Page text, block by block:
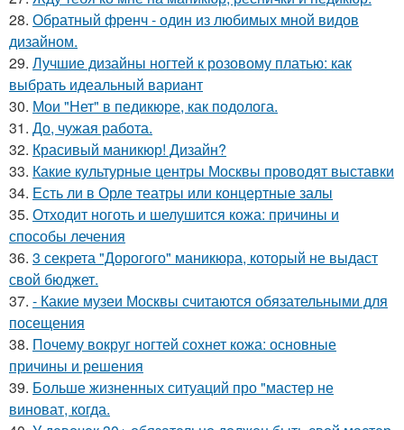
28. Обратный френч - один из любимых мной видов
дизайном.
29. Лучшие дизайны ногтей к розовому платью: как
выбрать идеальный вариант
30. Мои "Нет" в педикюре, как подолога.
31. До, чужая работа.
32. Красивый маникюр! Дизайн?
33. Какие культурные центры Москвы проводят выставки
34. Есть ли в Орле театры или концертные залы
35. Отходит ноготь и шелушится кожа: причины и
способы лечения
36. 3 секрета "Дорогого" маникюра, который не выдаст
свой бюджет.
37. - Какие музеи Москвы считаются обязательными для
посещения
38. Почему вокруг ногтей сохнет кожа: основные
причины и решения
39. Больше жизненных ситуаций про "мастер не
виноват, когда.